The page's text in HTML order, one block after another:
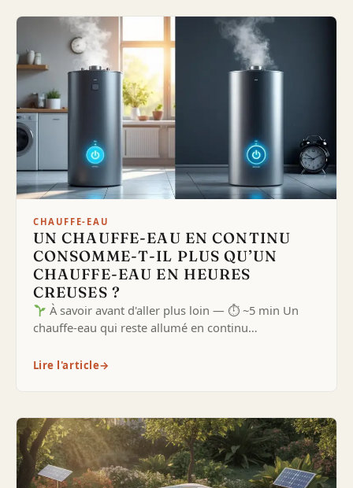
CHAUFFE-EAU
UN CHAUFFE-EAU EN CONTINU
CONSOMME-T-IL PLUS QU’UN
CHAUFFE-EAU EN HEURES
CREUSES ?
À savoir avant d'aller plus loin — ⏱ ~5 min Un
chauffe-eau qui reste allumé en continu…
Lire l'article→